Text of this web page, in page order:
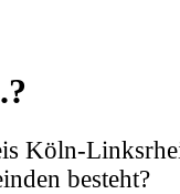
Köln-
besteht?